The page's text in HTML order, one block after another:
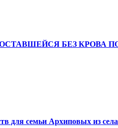
БЕЗ КРОВА
для семьи Архиповых из